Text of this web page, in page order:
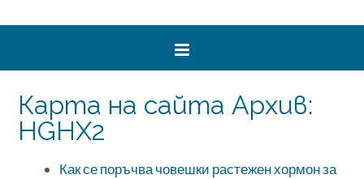
Карта на сайта Архив:
HGHX2
Как се поръчва човешки растежен хормон за